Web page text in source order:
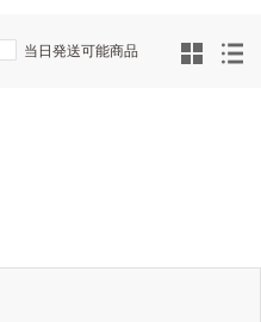
当日発送可能商品